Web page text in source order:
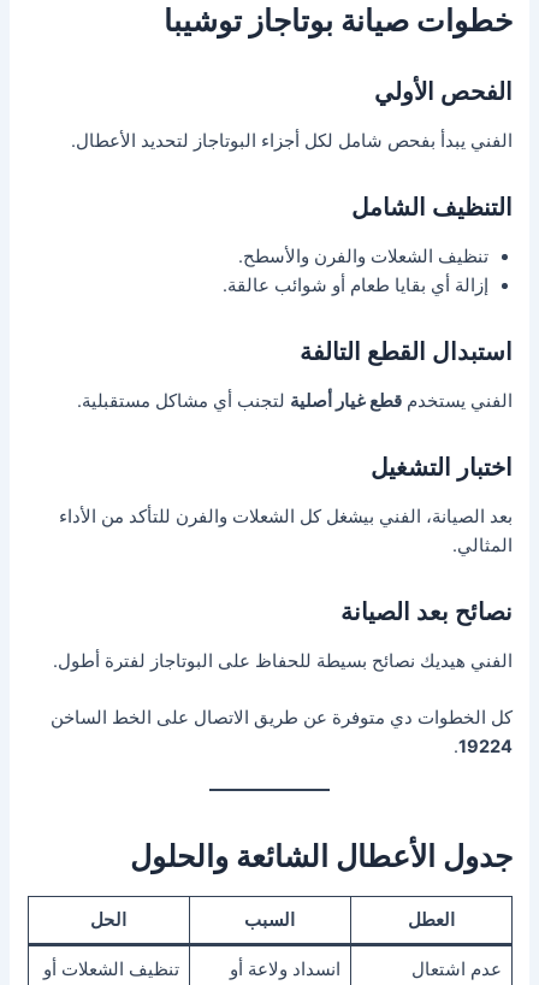
خطوات صيانة بوتاجاز توشيبا
الفحص الأولي
الفني يبدأ بفحص شامل لكل أجزاء البوتاجاز لتحديد الأعطال.
التنظيف الشامل
تنظيف الشعلات والفرن والأسطح.
إزالة أي بقايا طعام أو شوائب عالقة.
استبدال القطع التالفة
الفني يستخدمقطع غيار أصلية لتجنب أي مشاكل مستقبلية.
اختبار التشغيل
بعد الصيانة، الفني بيشغل كل الشعلات والفرن للتأكد من الأداء
المثالي.
نصائح بعد الصيانة
الفني هيديك نصائح بسيطة للحفاظ على البوتاجاز لفترة أطول.
كل الخطوات دي متوفرة عن طريق الاتصال على الخط الساخن
19224
.
جدول الأعطال الشائعة والحلول
العطل السبب الحل
عدم اشتعال
انسداد ولاعة أو
تنظيف الشعلات أو